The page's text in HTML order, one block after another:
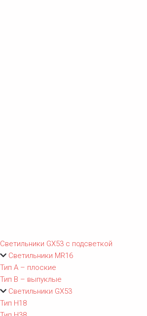
Светильники GX53 с подсветкой
Светильники MR16
Тип A – плоские
Тип B – выпуклые
Светильники GX53
Тип Н18